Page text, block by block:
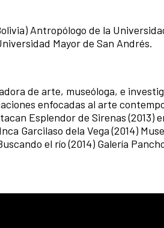
Antropólogo de la
Mayor de San Andrés.
de arte, museóloga, e
enfocadas al arte
Esplendor de Sirenas (2013)
Garcilaso dela Vega (2014)
el río (2014) Galería